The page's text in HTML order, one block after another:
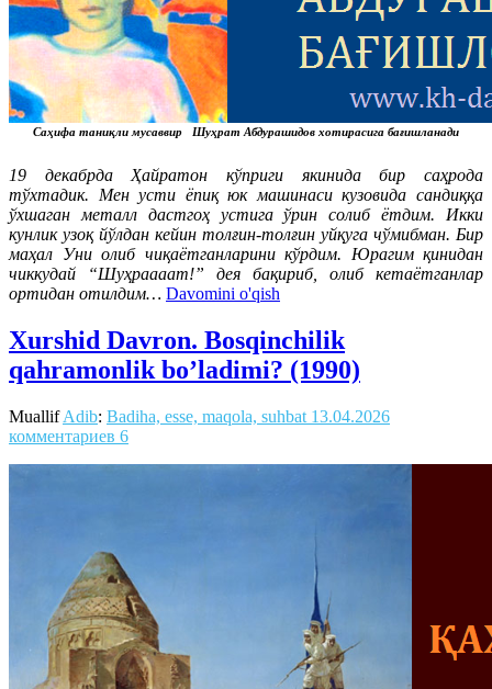
Саҳифа таниқли мусаввир Шуҳрат Абдурашидов хотирасига бағишланади
19 декабрда Ҳайратон кўприги якинида бир саҳрода
тўхтадик. Мен усти ёпиқ юк машинаси кузовида сандиққа
ўхшаган металл дастгоҳ устига ўрин солиб ётдим. Икки
кунлик узоқ йўлдан кейин толғин-толғин уйқуга чўмибман. Бир
маҳал Уни олиб чиқаётганларини кўрдим. Юрагим қинидан
чиккудай “Шуҳраааат!” дея бақириб, олиб кетаётганлар
ортидан отилдим… Davomini o'qish
Xurshid Davron. Bosqinchilik
qahramonlik bo’ladimi? (1990)
MuallifAdib: Badiha, esse, maqola, suhbat 13.04.2026
комментариев 6